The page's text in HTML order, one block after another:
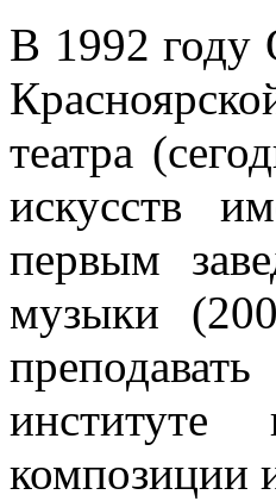
В 1992 году
театра
искусств
первым
музыки
институте
композиции